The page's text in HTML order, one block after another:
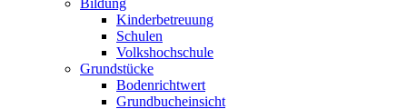
Bildung
Kinderbetreuung
Schulen
Volkshochschule
Grundstücke
Bodenrichtwert
Grundbucheinsicht